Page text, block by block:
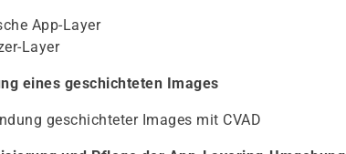
App-Layer
Layer
eines geschichteten Images
geschichteter Images mit CVAD